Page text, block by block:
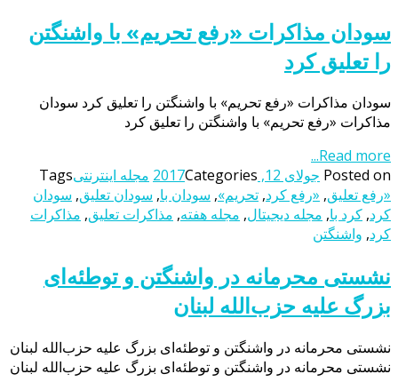
سودان مذاکرات «رفع تحریم» با واشنگتن
را تعلیق کرد
سودان مذاکرات «رفع تحریم» با واشنگتن را تعلیق کرد سودان
مذاکرات «رفع تحریم» با واشنگتن را تعلیق کرد
Read more...
Posted on جولای 12, 2017 Categories مجله اینترنتیTags
«رفع تعلیق, «رفع کرد, تحریم», سودان با, سودان تعلیق, سودان
کرد, کرد با, مجله دیجیتال, مجله هفته, مذاکرات تعلیق, مذاکرات
کرد, واشنگتن
نشستی محرمانه در واشنگتن و توطئه‌ای
بزرگ علیه حزب‌الله لبنان
نشستی محرمانه در واشنگتن و توطئه‌ای بزرگ علیه حزب‌الله لبنان
نشستی محرمانه در واشنگتن و توطئه‌ای بزرگ علیه حزب‌الله لبنان